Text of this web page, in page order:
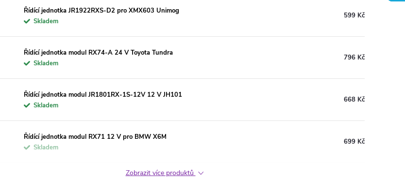
Řídící jednotka JR1922RXS-D2 pro XMX603 Unimog
Skladem
599 Kč
Řídící jednotka modul RX74-A 24 V Toyota Tundra
Skladem
796 Kč
Řídící jednotka modul JR1801RX-1S-12V 12 V JH101
Skladem
668 Kč
Řídící jednotka modul RX71 12 V pro BMW X6M
Skladem
699 Kč
Zobrazit více produktů